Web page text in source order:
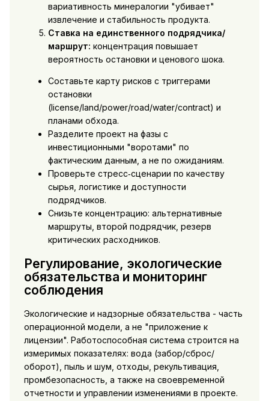
вариативность минералогии "убивает"
извлечение и стабильность продукта.
Ставка на единственного подрядчика/
маршрут: концентрация повышает
вероятность остановки и ценового шока.
Составьте карту рисков с триггерами
остановки
(license/land/power/road/water/contract) и
планами обхода.
Разделите проект на фазы с
инвестиционными "воротами" по
фактическим данным, а не по ожиданиям.
Проверьте стресс‑сценарии по качеству
сырья, логистике и доступности
подрядчиков.
Снизьте концентрацию: альтернативные
маршруты, второй подрядчик, резерв
критических расходников.
Регулирование, экологические
обязательства и мониторинг
соблюдения
Экологические и надзорные обязательства - часть
операционной модели, а не "приложение к
лицензии". Работоспособная система строится на
измеримых показателях: вода (забор/сброс/
оборот), пыль и шум, отходы, рекультивация,
промбезопасность, а также на своевременной
отчетности и управлении изменениями в проекте.